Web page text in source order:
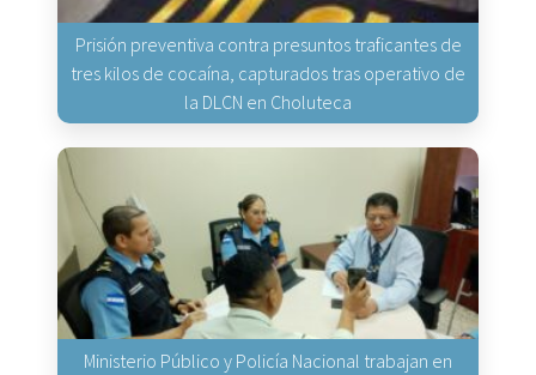
Prisión preventiva contra presuntos traficantes de
tres kilos de cocaína, capturados tras operativo de
la DLCN en Choluteca
Ministerio Público y Policía Nacional trabajan en